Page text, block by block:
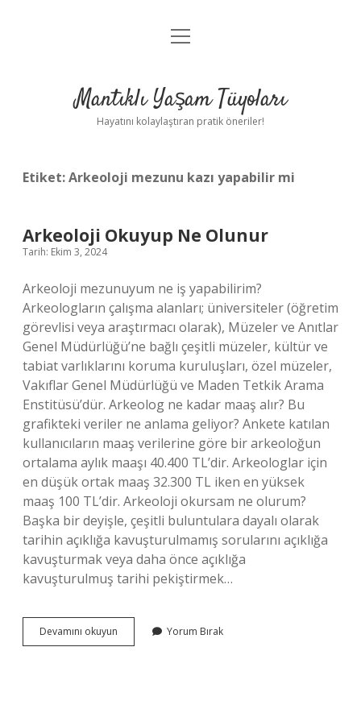
Anasayfa
Yasal Uyarı
menüyü
Mantıklı Yaşam Tüyoları
Hayatını kolaylaştıran pratik öneriler!
Etiket:Arkeoloji mezunu kazı yapabilir mi
Arkeoloji Okuyup Ne Olunur
Tarih: Ekim 3, 2024
Arkeoloji mezunuyum ne iş yapabilirim?
Arkeologların çalışma alanları; üniversiteler (öğretim
görevlisi veya araştırmacı olarak), Müzeler ve Anıtlar
Genel Müdürlüğü’ne bağlı çeşitli müzeler, kültür ve
tabiat varlıklarını koruma kuruluşları, özel müzeler,
Vakıflar Genel Müdürlüğü ve Maden Tetkik Arama
Enstitüsü’dür. Arkeolog ne kadar maaş alır? Bu
grafikteki veriler ne anlama geliyor? Ankete katılan
kullanıcıların maaş verilerine göre bir arkeoloğun
ortalama aylık maaşı 40.400 TL’dir. Arkeologlar için
en düşük ortak maaş 32.300 TL iken en yüksek
maaş 100 TL’dir. Arkeoloji okursam ne olurum?
Başka bir deyişle, çeşitli buluntulara dayalı olarak
tarihin açıklığa kavuşturulmamış sorularını açıklığa
kavuşturmak veya daha önce açıklığa
kavuşturulmuş tarihi pekiştirmek…
Devamını okuyun Arkeoloji
Okuyup
Yorum Bırak